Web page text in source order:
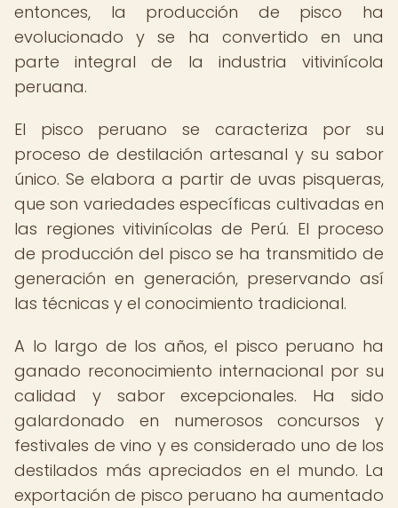
entonces, la producción de pisco ha
evolucionado y se ha convertido en una
parte integral de la industria vitivinícola
peruana.
El pisco peruano se caracteriza por su
proceso de destilación artesanal y su sabor
único. Se elabora a partir de uvas pisqueras,
que son variedades específicas cultivadas en
las regiones vitivinícolas de Perú. El proceso
de producción del pisco se ha transmitido de
generación en generación, preservando así
las técnicas y el conocimiento tradicional.
A lo largo de los años, el pisco peruano ha
ganado reconocimiento internacional por su
calidad y sabor excepcionales. Ha sido
galardonado en numerosos concursos y
festivales de vino y es considerado uno de los
destilados más apreciados en el mundo. La
exportación de pisco peruano ha aumentado